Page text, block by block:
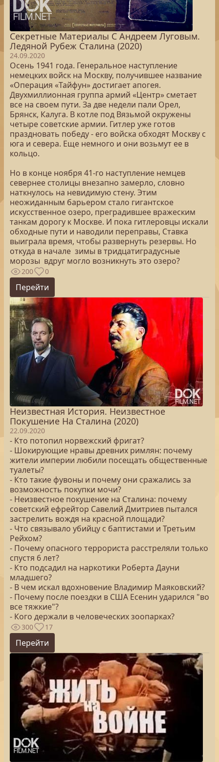
Секретные Материалы С Андреем Луговым.
Ледяной Рубеж Сталина (2020)
24.09.2020
Осень 1941 года. Генеральное наступление
немецких войск на Москву, получившее название
«Операция «Тайфун» достигает апогея.
Двухмиллионная группа армий «Центр» сметает
все на своем пути. За две недели пали Орел,
Брянск, Калуга. В котле под Вязьмой окружены
четыре советские армии. Гитлер уже готов
праздновать победу - его войска обходят Москву с
юга и севера. Еще немного и они возьмут ее в
кольцо.
Но в конце ноября 41-го наступление немцев
севернее столицы внезапно замерло, словно
наткнулось на невидимую стену. Этим
неожиданным барьером стало гигантское
искусственное озеро, преградившее вражеским
танкам дорогу к Москве. И пока гитлеровцы искали
обходные пути и наводили переправы, Ставка
выиграла время, чтобы развернуть резервы. Но
откуда в начале зимы в тридцатиградусные
морозы вдруг могло возникнуть это озеро?
200 0
Перейти
Неизвестная История. Неизвестное
Покушение На Сталина (2020)
22.09.2020
- Кто потопил норвежский фригат?
- Шокирующие нравы древних римлян: почему
жители империи любили посещать общественные
туалеты?
- Кто такие фувоны и почему они сражались за
возможность покупки мочи?
- Неизвестное покушение на Сталина: почему
советский ефрейтор Савелий Дмитриев пытался
застрелить вождя на красной площади?
- Что связывало убийцу с баптистами и Третьим
Рейхом?
- Почему опасного террориста расстреляли только
спустя 6 лет?
- Кто подсадил на наркотики Роберта Дауни
младшего?
- В чем искал вдохновение Владимир Маяковский?
- Почему после поездки в США Есенин ударился "во
все тяжкие"?
- Кого держали в человеческих зоопарках?
300 17
Перейти